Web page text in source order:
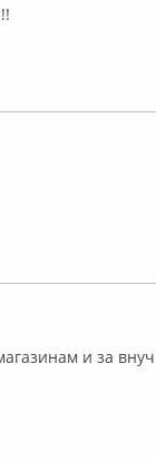
и за